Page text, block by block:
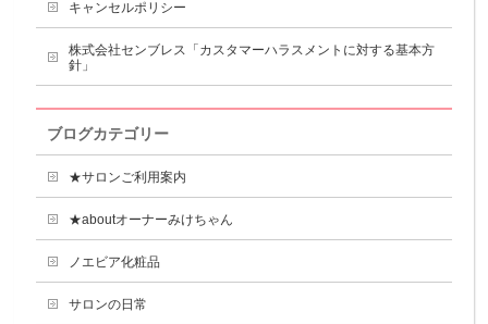
キャンセルポリシー
株式会社センブレス「カスタマーハラスメントに対する基本方
針」
ブログカテゴリー
★サロンご利用案内
★aboutオーナーみけちゃん
ノエビア化粧品
サロンの日常